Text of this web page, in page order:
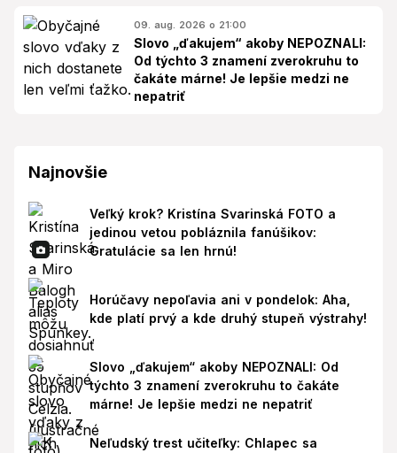
09. aug. 2026 o 21:00
Slovo „ďakujem“ akoby NEPOZNALI:
Od týchto 3 znamení zverokruhu to
čakáte márne! Je lepšie medzi ne
nepatriť
Najnovšie
Veľký krok? Kristína Svarinská FOTO a
jedinou vetou pobláznila fanúšikov:
Gratulácie sa len hrnú!
Horúčavy nepoľavia ani v pondelok: Aha,
kde platí prvý a kde druhý stupeň výstrahy!
Slovo „ďakujem“ akoby NEPOZNALI: Od
týchto 3 znamení zverokruhu to čakáte
márne! Je lepšie medzi ne nepatriť
Neľudský trest učiteľky: Chlapec sa